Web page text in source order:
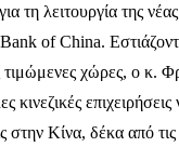
τη λειτουργία της
of China.
χώρες, ο κ.
κινεζικές
Κίνα, δέκα από